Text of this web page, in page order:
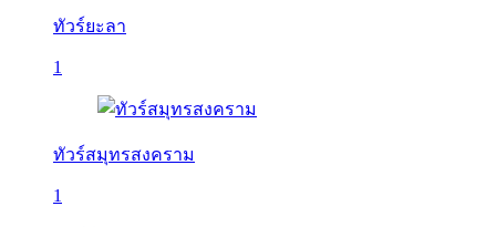
ทัวร์ยะลา
1
ทัวร์สมุทรสงคราม
1